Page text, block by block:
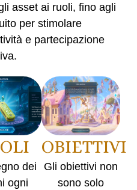
asset ai ruoli, fino agli
per stimolare
e partecipazione
.
dei
ogni
OBIETTIVI
Gli obiettivi non
sono solo